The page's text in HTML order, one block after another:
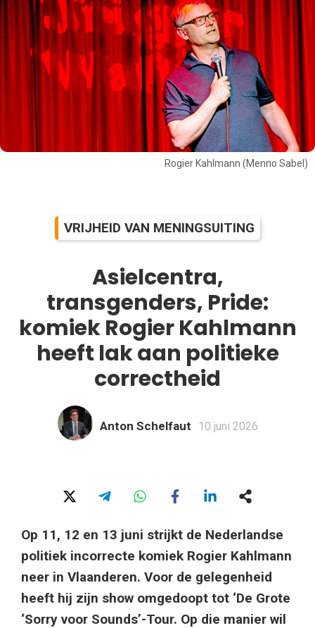
Rogier Kahlmann (Menno Sabel)
VRIJHEID VAN MENINGSUITING
Asielcentra,
transgenders, Pride:
komiek Rogier Kahlmann
heeft lak aan politieke
correctheid
Anton Schelfaut 10 juni 2026
Op 11, 12 en 13 juni strijkt de Nederlandse
politiek incorrecte komiek Rogier Kahlmann
neer in Vlaanderen. Voor de gelegenheid
heeft hij zijn show omgedoopt tot ‘De Grote
‘Sorry voor Sounds’-Tour. Op die manier wil